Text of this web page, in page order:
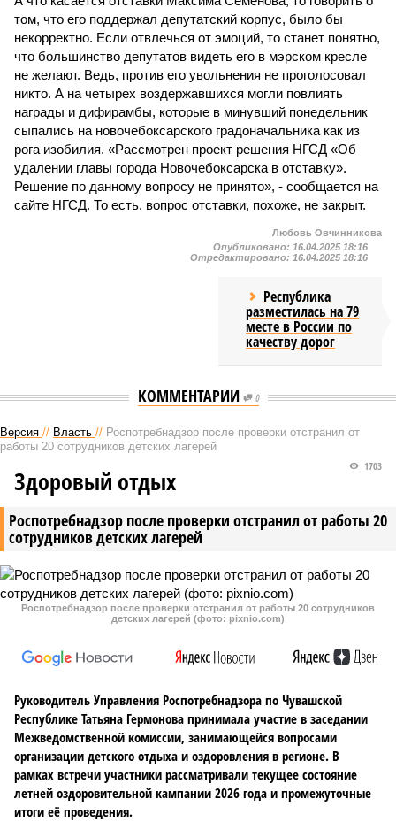
том, что его поддержал депутатский корпус, было бы
некорректно. Если отвлечься от эмоций, то станет понятно,
что большинство депутатов видеть его в мэрском кресле
не желают. Ведь, против его увольнения не проголосовал
никто. А на четырех воздержавшихся могли повлиять
награды и дифирамбы, которые в минувший понедельник
сыпались на новочебоксарского градоначальника как из
рога изобилия. «Рассмотрен проект решения НГСД «Об
удалении главы города Новочебоксарска в отставку».
Решение по данному вопросу не принято», - сообщается на
сайте НГСД. То есть, вопрос отставки, похоже, не закрыт.
Любовь Овчинникова
Опубликовано: 16.04.2025 18:16
Отредактировано: 16.04.2025 18:16
Республика
разместилась на 79
месте в России по
качеству дорог
КОММЕНТАРИИ 0
Версия // Власть // Роспотребнадзор после проверки отстранил от
работы 20 сотрудников детских лагерей
Роспотребнадзор после проверки отстранил от работы 20
сотрудников детских лагерей
1703
Здоровый отдых
Роспотребнадзор после проверки отстранил от работы 20 сотрудников
детских лагерей (фото: pixnio.com)
Руководитель Управления Роспотребнадзора по Чувашской
Республике Татьяна Гермонова принимала участие в заседании
Межведомственной комиссии, занимающейся вопросами
организации детского отдыха и оздоровления в регионе. В
рамках встречи участники рассматривали текущее состояние
летней оздоровительной кампании 2026 года и промежуточные
итоги её проведения.